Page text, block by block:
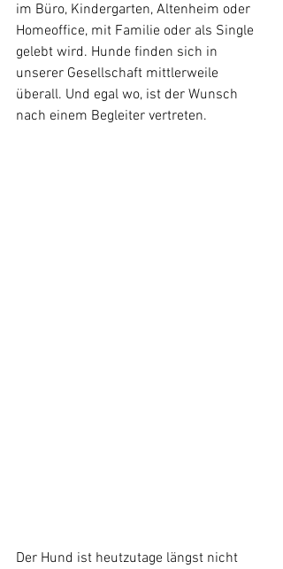
im Büro, Kindergarten, Altenheim oder
Homeoffice, mit Familie oder als Single
gelebt wird. Hunde finden sich in
unserer Gesellschaft mittlerweile
überall. Und egal wo, ist der Wunsch
nach einem Begleiter vertreten.
Der Hund ist heutzutage längst nicht